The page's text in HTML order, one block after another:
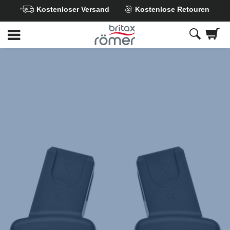
Hauptinhalt
springen
Kostenloser Versand Kostenlose Retouren